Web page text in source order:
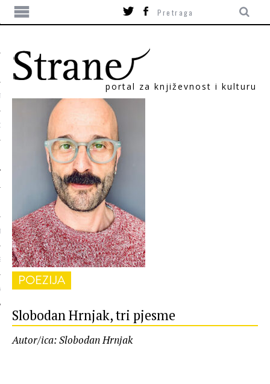
portal za književnost i kulturu
POEZIJA
Slobodan Hrnjak, tri pjesme
Autor/ica: Slobodan Hrnjak